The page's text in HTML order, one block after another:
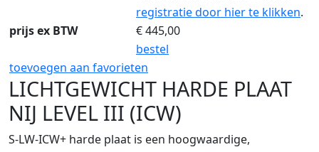
registratie door hier te klikken.
prijs ex BTW
€445,00
bestel
toevoegen aan favorieten
LICHTGEWICHT HARDE PLAAT
NIJ LEVEL III (ICW)
S-LW-ICW+ harde plaat is een hoogwaardige,